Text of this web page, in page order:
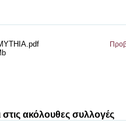
στις ακόλουθες συλλογές